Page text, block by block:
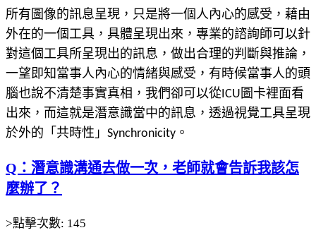
所有圖像的訊息呈現，只是將一個人內心的感受，藉由
外在的一個工具，具體呈現出來，專業的諮詢師可以針
對這個工具所呈現出的訊息，做出合理的判斷與推論，
一望即知當事人內心的情緒與感受，有時候當事人的頭
腦也說不清楚事實真相，我們卻可以從ICU圖卡裡面看
出來，而這就是潛意識當中的訊息，透過視覺工具呈現
於外的「共時性」Synchronicity。
Q：潛意識溝通去做一次，老師就會告訴我該怎
麼辦了？
>點擊次數: 145